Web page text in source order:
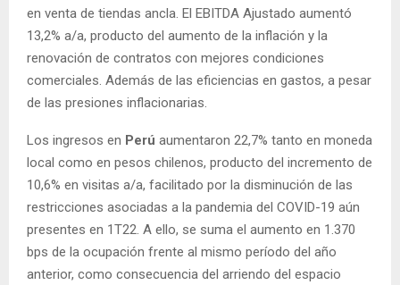
en venta de tiendas ancla. El EBITDA Ajustado aumentó
13,2% a/a, producto del aumento de la inflación y la
renovación de contratos con mejores condiciones
comerciales. Además de las eficiencias en gastos, a pesar
de las presiones inflacionarias.
Los ingresos en Perú aumentaron 22,7% tanto en moneda
local como en pesos chilenos, producto del incremento de
10,6% en visitas a/a, facilitado por la disminución de las
restricciones asociadas a la pandemia del COVID-19 aún
presentes en 1T22. A ello, se suma el aumento en 1.370
bps de la ocupación frente al mismo período del año
anterior, como consecuencia del arriendo del espacio